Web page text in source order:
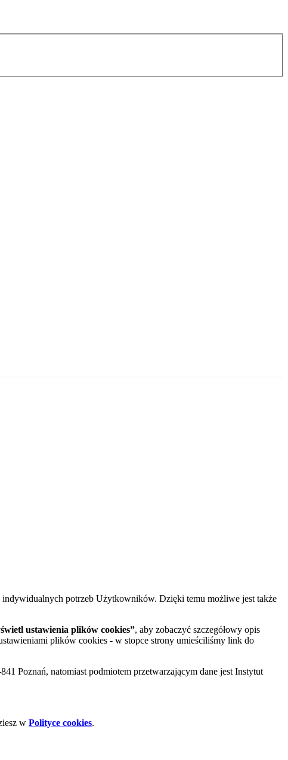
potrzeb Użytkowników. Dzięki temu możliwe jest także
ustawienia plików cookies”, aby zobaczyć szczegółowy opis
plików cookies - w stopce strony umieściliśmy link do
Poznań, natomiast podmiotem przetwarzającym dane jest Instytut
w Polityce cookies.